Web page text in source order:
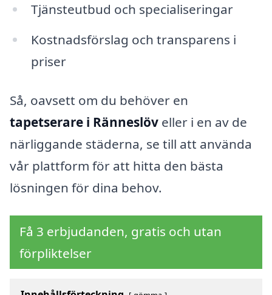
Tjänsteutbud och specialiseringar
Kostnadsförslag och transparens i
priser
Så, oavsett om du behöver en
tapetserare i Ränneslöv eller i en av de
närliggande städerna, se till att använda
vår plattform för att hitta den bästa
lösningen för dina behov.
Få 3 erbjudanden, gratis och utan
förpliktelser